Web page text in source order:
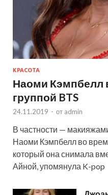
КРАСОТА
Наоми Кэмпбелл
группой BTS
24.11.2019 - от admin
В частности —
Наоми Кэмпбелл во
который она снимала
Айной, упомянула K-pop